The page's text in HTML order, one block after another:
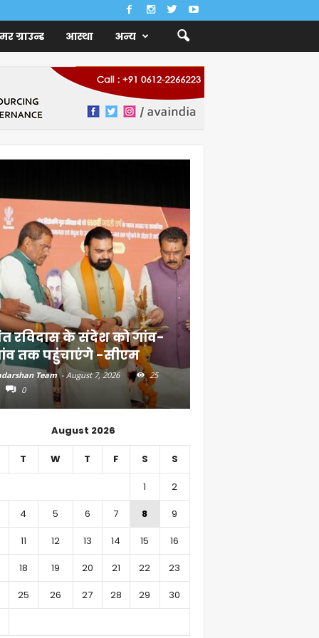
ग्राउन्ड आस्था अन्य
रविदास के संदेश को गांव-
तक पहुंचाएंगे -सीएम
Team - August 7, 2026
25
0
August 2026
T W T F S S
1
2
4 5 6 7 8
9
11 12 13 14 15
16
18 19 20 21 22
23
25 26 27 28 29
30